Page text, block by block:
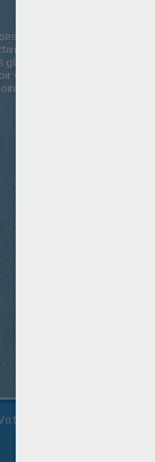
cheveux. Fière de sa
qu'ils ne remarquent pas
et Pobby et Harry
venu, ils se réunissent tous